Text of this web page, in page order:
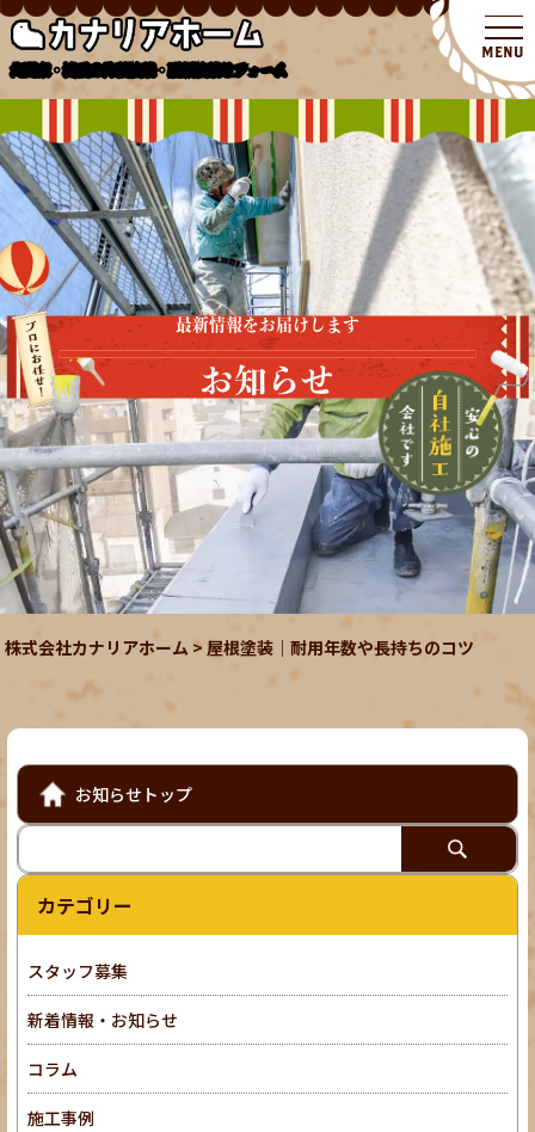
北関東・埼玉の外壁塗装・屋根塗装リフォーム
最新情報をお届けします
お知らせ
株式会社カナリアホーム >屋根塗装｜耐用年数や長持ちのコツ
お知らせトップ
カテゴリー
スタッフ募集
新着情報・お知らせ
コラム
施工事例